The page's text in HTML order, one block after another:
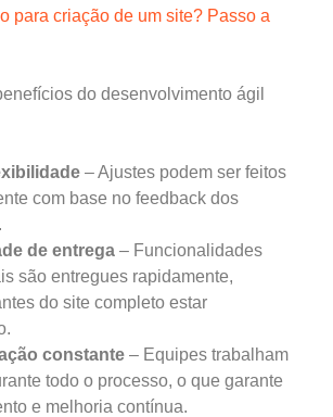
para criação de um site? Passo a
do desenvolvimento ágil
– Ajustes podem ser feitos
com base no feedback dos
de entrega – Funcionalidades
são entregues rapidamente,
do site completo estar
constante – Equipes trabalham
todo o processo, o que garante
e melhoria contínua.